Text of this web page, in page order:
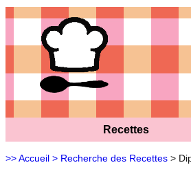
Recettes
>> Accueil > Recherche des Recettes >